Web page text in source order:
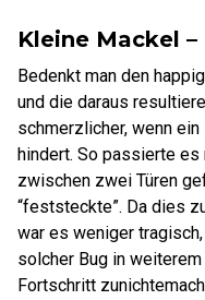
Kleine Mackel
Bedenkt man den
und die daraus
schmerzlicher, wenn ein
hindert. So passierte
zwischen zwei Türen
“feststeckte”. Da dies
war es weniger
solcher Bug in
Fortschritt